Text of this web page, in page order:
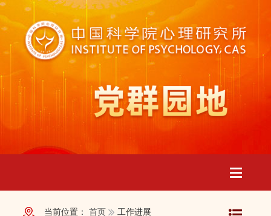
当前位置： 首页 工作进展